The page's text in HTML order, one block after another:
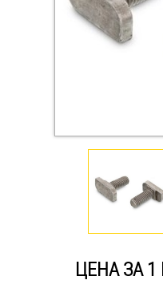
Инструмент
Крюки, кольца с
Оснастка и
Саморезы и
ЦЕНА ЗА